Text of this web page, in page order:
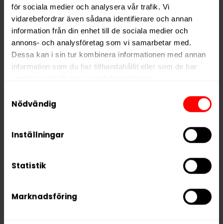
för sociala medier och analysera vår trafik. Vi
vidarebefordrar även sådana identifierare och annan
information från din enhet till de sociala medier och
annons- och analysföretag som vi samarbetar med.
Dessa kan i sin tur kombinera informationen med annan
information som du har tillhandahållit eller som de har
We work with
who may receive and
Nödvändig
Inställningar
Statistik
Marknadsföring
Oden’s Kola Extreme
Portion
389,90 kr
Denna produkt innehåller